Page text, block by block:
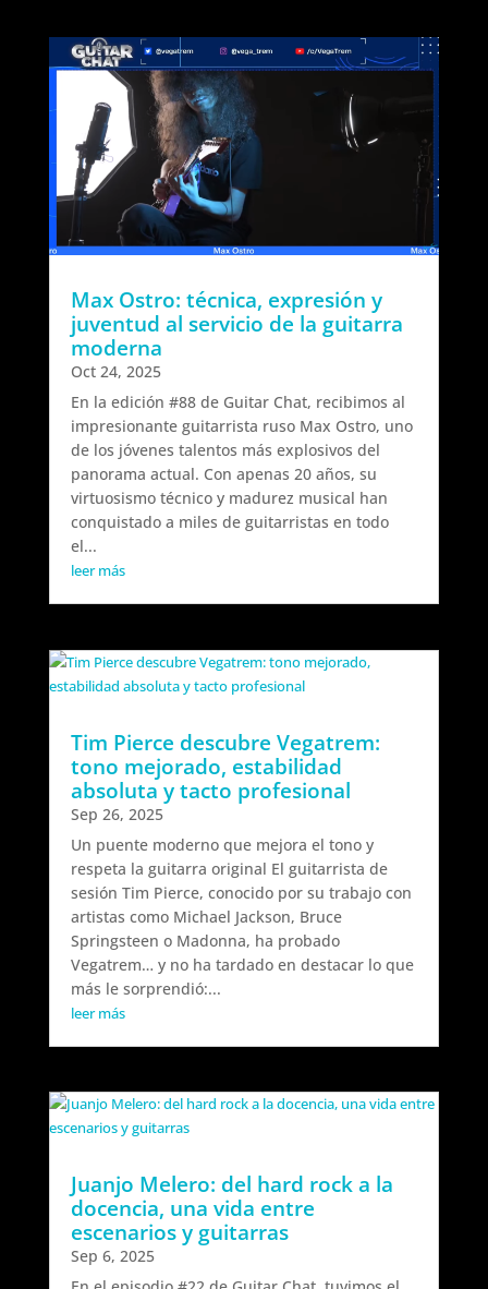
Max Ostro: técnica, expresión y
juventud al servicio de la guitarra
moderna
Oct 24, 2025
En la edición #88 de Guitar Chat, recibimos al
impresionante guitarrista ruso Max Ostro, uno
de los jóvenes talentos más explosivos del
panorama actual. Con apenas 20 años, su
virtuosismo técnico y madurez musical han
conquistado a miles de guitarristas en todo
el...
leer más
Tim Pierce descubre Vegatrem:
tono mejorado, estabilidad
absoluta y tacto profesional
Sep 26, 2025
Un puente moderno que mejora el tono y
respeta la guitarra original El guitarrista de
sesión Tim Pierce, conocido por su trabajo con
artistas como Michael Jackson, Bruce
Springsteen o Madonna, ha probado
Vegatrem… y no ha tardado en destacar lo que
más le sorprendió:...
leer más
Juanjo Melero: del hard rock a la
docencia, una vida entre
escenarios y guitarras
Sep 6, 2025